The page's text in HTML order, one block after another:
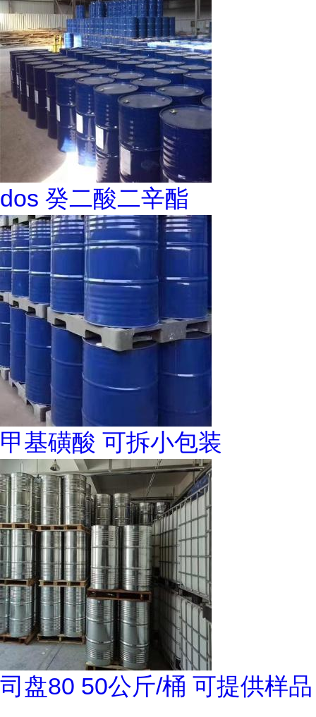
dos 癸二酸二辛酯
甲基磺酸 可拆小包装
司盘80 50公斤/桶 可提供样品